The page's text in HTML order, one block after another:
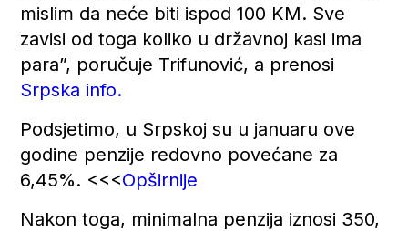
mislim da neće biti ispod 100 KM. Sve
zavisi od toga koliko u državnoj kasi ima
para”, poručuje Trifunović, a prenosi
Srpska info.
Podsjetimo, u Srpskoj su u januaru ove
godine penzije redovno povećane za
6,45%. <<<Opširnije
Nakon toga, minimalna penzija iznosi 350,